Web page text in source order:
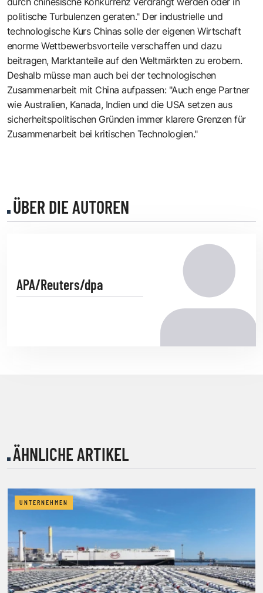
politische Turbulenzen geraten." Der industrielle und
technologische Kurs Chinas solle der eigenen Wirtschaft
enorme Wettbewerbsvorteile verschaffen und dazu
beitragen, Marktanteile auf den Weltmärkten zu erobern.
Deshalb müsse man auch bei der technologischen
Zusammenarbeit mit China aufpassen: "Auch enge Partner
wie Australien, Kanada, Indien und die USA setzen aus
sicherheitspolitischen Gründen immer klarere Grenzen für
Zusammenarbeit bei kritischen Technologien."
ÜBER DIE AUTOREN
APA/Reuters/dpa
ÄHNLICHE ARTIKEL
UNTERNEHMEN